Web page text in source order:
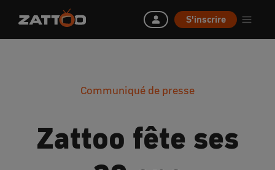
S'inscrire
Communiqué de presse
Zattoo fête ses